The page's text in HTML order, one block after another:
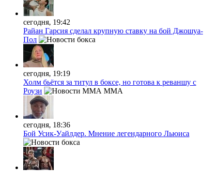
сегодня, 19:42
Райан Гарсия сделал крупную ставку на бой Джошуа-
Пол
сегодня, 19:19
Холм бьётся за титул в боксе, но готова к реваншу с
Роузи
MMA
сегодня, 18:36
Бой Усик-Уайлдер. Мнение легендарного Льюиса